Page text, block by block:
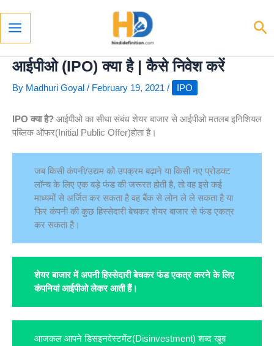
Content
Main
Menu
आईपीओ (IPO) क्या है | कैसे निवेश करें
By Madhuri Goyal / February 19, 2021 / IPO
IPO क्या है? आईपीओ का सीधा संबंध शेयर बाजार से आईपीओ मतलब इनिशियल
पब्लिक ऑफर(Initial Public Offer)होता है।
जब किसी कंपनी/उद्यम को उपक्रम बढ़ाने या किसी नए प्रोडक्ट
लॉन्च के लिए एक बड़े फंड की जरूरत होती है, तो वह इसे कई
माध्यमों से अर्जित कर सकता है वह बैंक से लोन ले ले सकता है या
फिर कंपनी की कुछ हिस्सेदारी बेचकर शेयर बाजार से फंड एकत्र
कर सकता है।
शेयर बाजार में अपनी हिस्सेदारी बेचकर फंड एकत्र करने के लिए
कंपनियां आईपीओ लेकर आती हैं।
आजकल आपने डिसइनवेस्टमेंट(Disinvestment) शब्द खूब